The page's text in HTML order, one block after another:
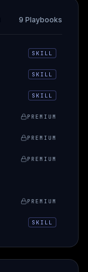
9 Playbooks
SKILL
SKILL
SKILL
PREMIUM
PREMIUM
PREMIUM
PREMIUM
SKILL